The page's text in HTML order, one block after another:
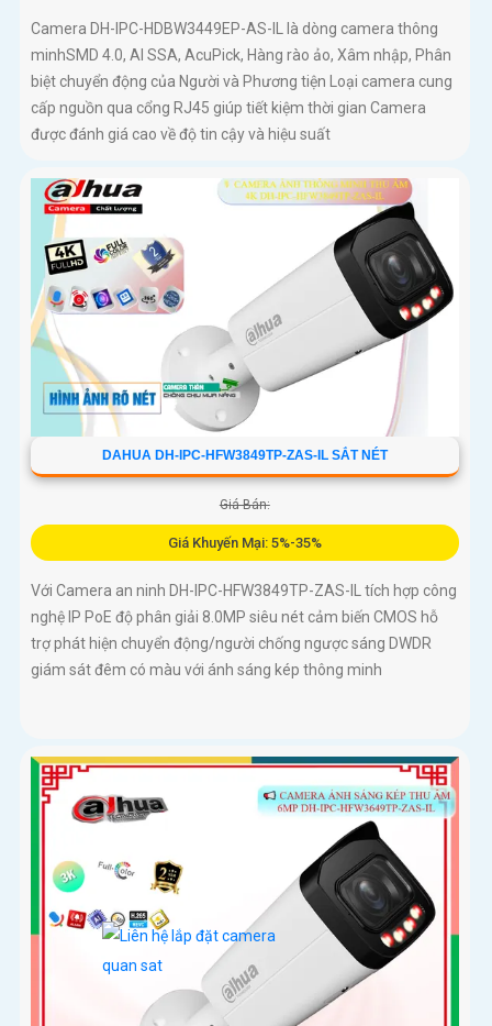
Camera DH-IPC-HDBW3449EP-AS-IL là dòng camera thông
minhSMD 4.0, AI SSA, AcuPick, Hàng rào ảo, Xâm nhập, Phân
biệt chuyển động của Người và Phương tiện Loại camera cung
cấp nguồn qua cổng RJ45 giúp tiết kiệm thời gian Camera
được đánh giá cao về độ tin cậy và hiệu suất
DAHUA DH-IPC-HFW3849TP-ZAS-IL SẮT NÉT
Giá Bán:
Giá Khuyến Mại: 5%-35%
Với Camera an ninh DH-IPC-HFW3849TP-ZAS-IL tích hợp công
nghệ IP PoE độ phân giải 8.0MP siêu nét cảm biến CMOS hỗ
trợ phát hiện chuyển động/người chống ngược sáng DWDR
giám sát đêm có màu với ánh sáng kép thông minh